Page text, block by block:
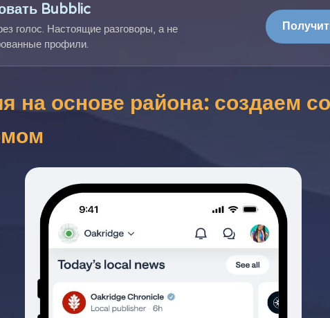
Bubblic
голос. Настоящие разговоры, а не
профили.
на основе района: создаем